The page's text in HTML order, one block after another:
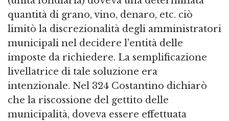
quantità di grano, vino, denaro, etc. ciò
limitò la discrezionalità degli amministratori
municipali nel decidere l'entità delle
imposte da richiedere. La semplificazione
livellatrice di tale soluzione era
intenzionale. Nel 324 Costantino dichiarò
che la riscossione del gettito delle
municipalità, doveva essere effettuata